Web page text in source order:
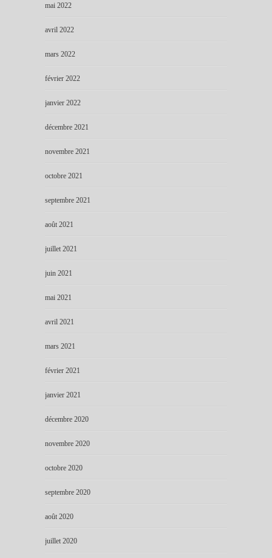
mai 2022
avril 2022
mars 2022
février 2022
janvier 2022
décembre 2021
novembre 2021
octobre 2021
septembre 2021
août 2021
juillet 2021
juin 2021
mai 2021
avril 2021
mars 2021
février 2021
janvier 2021
décembre 2020
novembre 2020
octobre 2020
septembre 2020
août 2020
juillet 2020